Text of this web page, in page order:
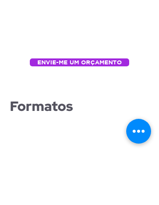
ENVIE-ME UM ORÇAMENTO
Formatos